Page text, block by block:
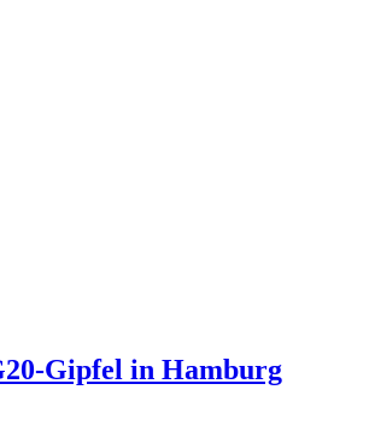
Gipfel in Hamburg